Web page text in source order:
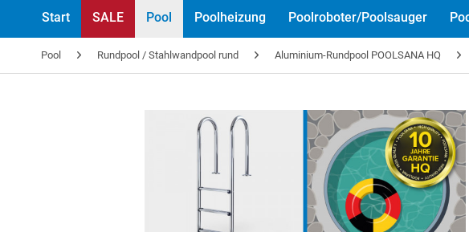
Start SALE Pool Poolheizung Poolroboter/Poolsauger
Pool Rundpool / Stahlwandpool rund Aluminium-Rundpool POOLSANA HQ